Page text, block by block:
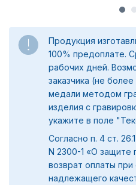
Продукция
100% предоплате.
рабочих дней.
заказчика (не
медали методом
изделия с
укажите в поле
Согласно п. 4 ст.
N 2300-1 «О защите
возврат оплаты при
надлежащего